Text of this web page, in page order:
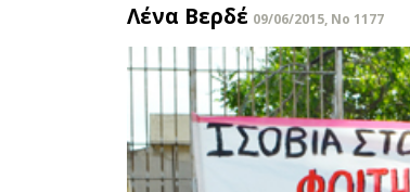
Λένα Βερδέ 09/06/2015, No 1177